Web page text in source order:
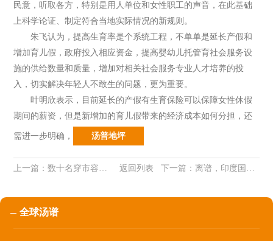
民意，听取各方，特别是用人单位和女性职工的声音，在此基础
上科学论证、制定符合当地实际情况的新规则。
朱飞认为，提高生育率是个系统工程，不单单是延长产假和
增加育儿假，政府投入相应资金，提高婴幼儿托管育社会服务设
施的供给数量和质量，增加对相关社会服务专业人才培养的投
入，切实解决年轻人不敢生的问题，更为重要。
叶明欣表示，目前延长的产假有生育保险可以保障女性休假
期间的薪资，但是新增加的育儿假带来的经济成本如何分担，还
需进一步明确 ， 汤普地坪
上一篇：数十名穿市容制服人员围抢老人甘蔗？官方回应播报文章 返回列表 下一篇：离谱，印度国防参谋长遗体运送车队半路出车祸播报文章
全球汤谱